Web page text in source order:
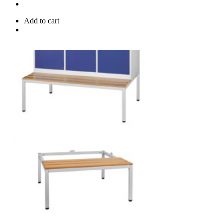
Add to cart